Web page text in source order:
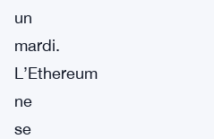
un
mardi.
L’Ethereum
ne
se